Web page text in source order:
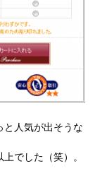
人気が出そうな
でした（笑）。